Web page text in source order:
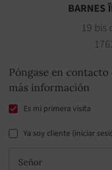
BARNES
19 bis
Póngase en
más información
Es mi primera visita
Ya soy cliente (iniciar
Señor